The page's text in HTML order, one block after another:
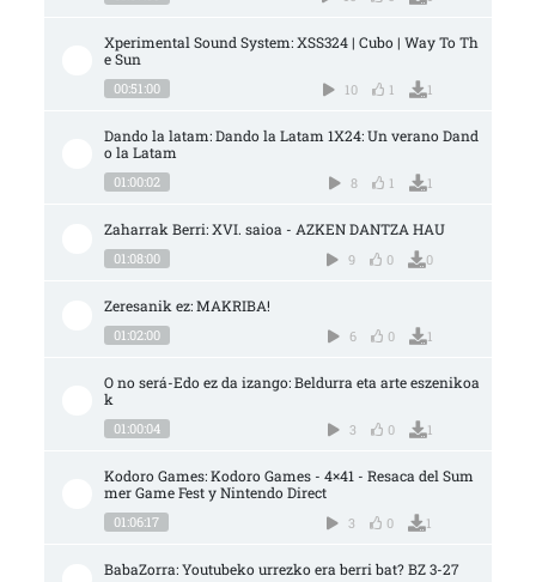
Xperimental Sound System: XSS324 | Cubo | Way To Th
e Sun
00:51:00 10 1 1
Dando la latam: Dando la Latam 1X24: Un verano Dand
o la Latam
01:00:02 8 1 1
Zaharrak Berri: XVI. saioa - AZKEN DANTZA HAU
01:08:00 9 0 0
Zeresanik ez: MAKRIBA!
01:02:00 6 0 1
O no será-Edo ez da izango: Beldurra eta arte eszenikoa
k
01:00:04 3 0 1
Kodoro Games: Kodoro Games - 4×41 - Resaca del Sum
mer Game Fest y Nintendo Direct
01:06:17 3 0 1
BabaZorra: Youtubeko urrezko era berri bat? BZ 3-27